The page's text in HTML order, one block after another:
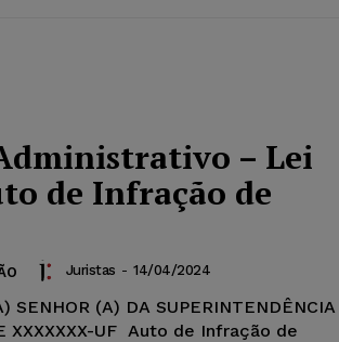
– Lei
de Infração de
Juristas - 14/04/2024
SENHOR (A) DA SUPERINTENDÊNCIA
XXXXXXX-UF Auto de Infração de